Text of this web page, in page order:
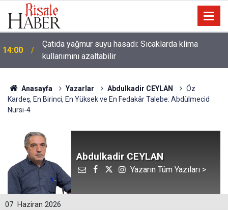
14:00
Çatıda yağmur suyu hasadı: Sıcaklarda klima
kullanımını azaltabilir
Anasayfa Yazarlar Abdulkadir CEYLAN
Öz
Kardeş, En Birinci, En Yüksek ve En Fedakâr Talebe: Abdülmecid
Nursi-4
Abdulkadir CEYLAN
Yazarın Tüm Yazıları >
07 Haziran 2026